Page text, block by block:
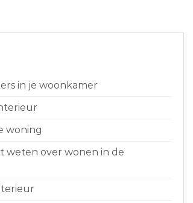
in je woonkamer
woning
weten over wonen in de